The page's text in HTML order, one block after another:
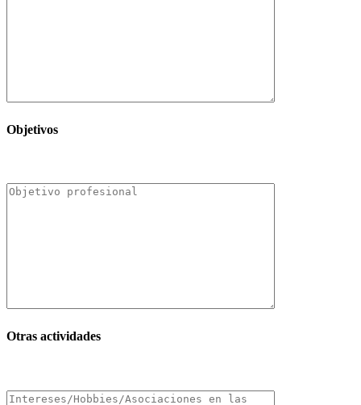
Objetivos
Otras actividades